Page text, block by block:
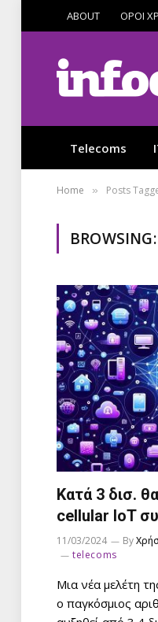
ABOUT ΟΡΟΙ
Telecoms
Home » Posts
BROWSING:
Κατά 3 δισ.
cellular IoT
11/03/2024 By
telecoms
Μια νέα μελέτη
ο παγκόσμιος